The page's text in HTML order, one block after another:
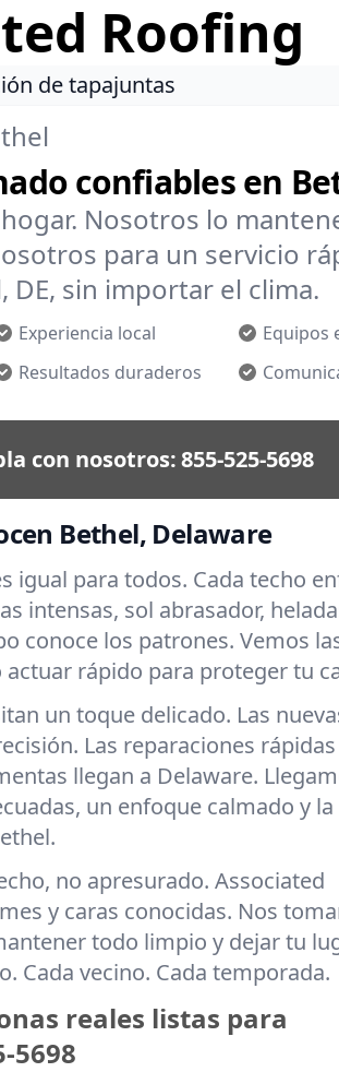
Roofing
de tapajuntas
confiables en
Nosotros lo
para un servicio
DE, sin importar el clima.
Experiencia local
Equipos
Resultados duraderos
con nosotros:855-525-5698
Bethel, Delaware
igual para todos. Cada techo
intensas, sol abrasador,
conoce los patrones. Vemos
rápido para proteger tu
un toque delicado. Las
Las reparaciones rápidas
llegan a Delaware.
un enfoque calmado y la
no apresurado. Associated
y caras conocidas. Nos
todo limpio y dejar tu
Cada vecino. Cada temporada.
reales listas para
5698